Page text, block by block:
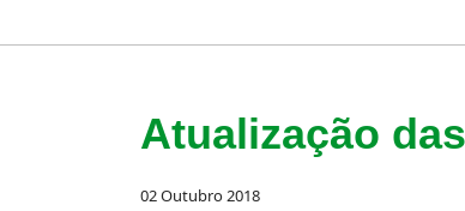
Atualização
02 Outubro 2018